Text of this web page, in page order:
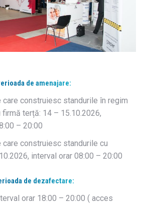
de amenajare:
care construiesc standurile în regim
firmă terță: 14 – 15.10.2026,
– 20:00
care construiesc standurile cu
interval orar 08:00 – 20:00
de dezafectare:
orar 18:00 – 20:00 ( acces